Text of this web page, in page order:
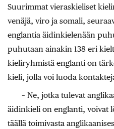
Suurimmat vieraskieliset
venäjä, viro ja somali,
englantia äidinkielenään
puhutaan ainakin 138 eri
kieliryhmistä englanti on
kieli, jolla voi luoda
– Ne, jotka tulevat
äidinkieli on englanti, voivat
täällä toimivasta